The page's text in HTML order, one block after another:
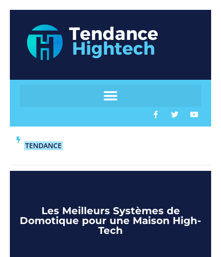
TENDANCE
Les Meilleurs Systèmes de
Domotique pour une Maison High-
Tech